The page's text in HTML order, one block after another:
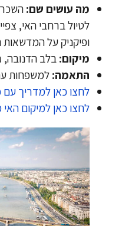
מה עושים שם:השכרת
לטיול ברחבי האי,
ופיקניק על המדשאות
מיקום:בלב הדנובה,
התאמה:למשפחות עם
לחצו כאן למדריך עם
לחצו כאן למיקום האי